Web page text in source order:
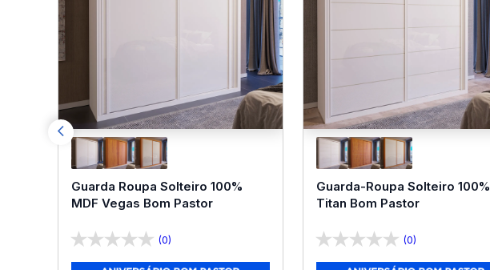
Guarda Roupa Solteiro 100%
MDF Vegas Bom Pastor
(0)
Guarda-Roupa Solteiro 100%
Titan Bom Pastor
(0)